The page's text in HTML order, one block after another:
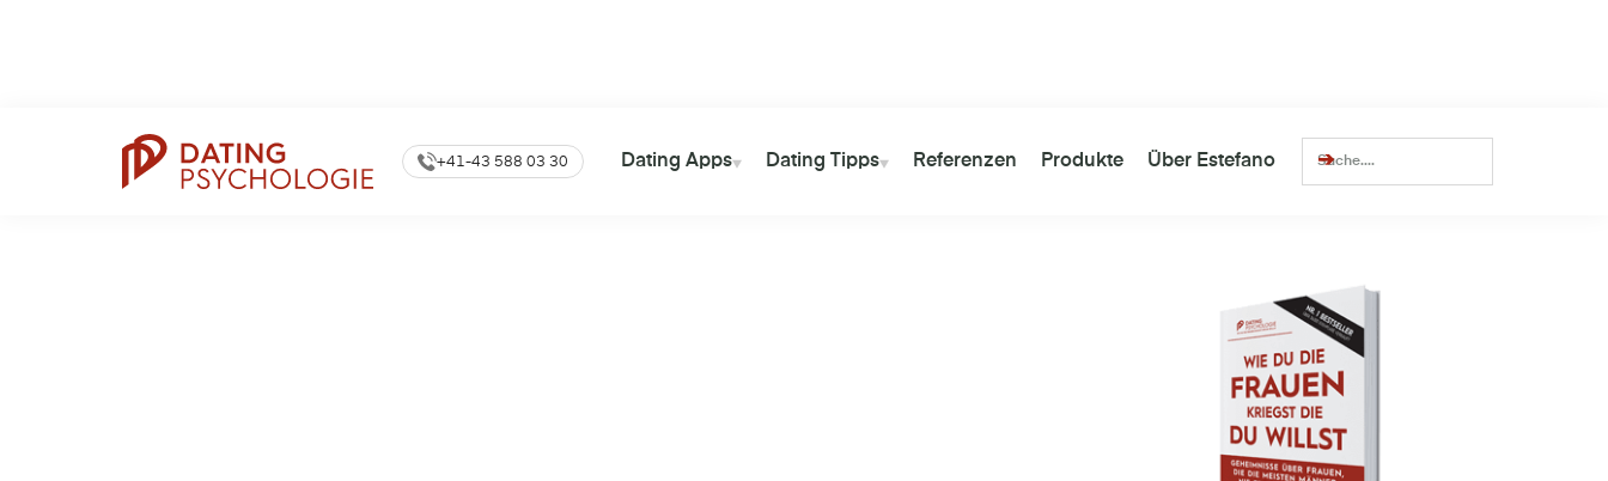
+41-43 588 03 30 Dating Apps Dating Tipps Referenzen Produkte Über Estefano
Dating Coach Seit15 Jahren
Anmeldungen
YouTube
Gesamt